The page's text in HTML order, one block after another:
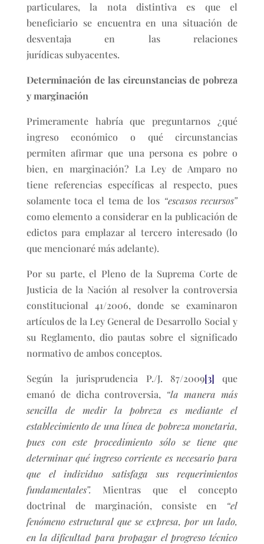
particulares, la nota distintiva es que el
beneficiario se encuentra en una situación de
desventaja en las relaciones
jurídicas subyacentes.
Determinación de las circunstancias de pobreza
y marginación
Primeramente habría que preguntarnos ¿qué
ingreso económico o qué circunstancias
permiten afirmar que una persona es pobre o
bien, en marginación? La Ley de Amparo no
tiene referencias específicas al respecto, pues
solamente toca el tema de los “escasos recursos”
como elemento a considerar en la publicación de
edictos para emplazar al tercero interesado (lo
que mencionaré más adelante).
Por su parte, el Pleno de la Suprema Corte de
Justicia de la Nación al resolver la controversia
constitucional 41/2006, donde se examinaron
artículos de la Ley General de Desarrollo Social y
su Reglamento, dio pautas sobre el significado
normativo de ambos conceptos.
Según la jurisprudencia P./J. 87/2009[3] que
emanó de dicha controversia, “la manera más
sencilla de medir la pobreza es mediante el
establecimiento de una línea de pobreza monetaria,
pues con este procedimiento sólo se tiene que
determinar qué ingreso corriente es necesario para
que el individuo satisfaga sus requerimientos
fundamentales”. Mientras que el concepto
doctrinal de marginación, consiste en “el
fenómeno estructural que se expresa, por un lado,
en la dificultad para propagar el progreso técnico